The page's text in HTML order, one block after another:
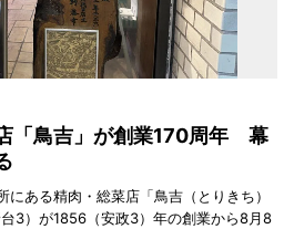
「鳥吉」が創業170周年 幕
ある精肉・総菜店「鳥吉（とりきち）
3）が1856（安政3）年の創業から8月8